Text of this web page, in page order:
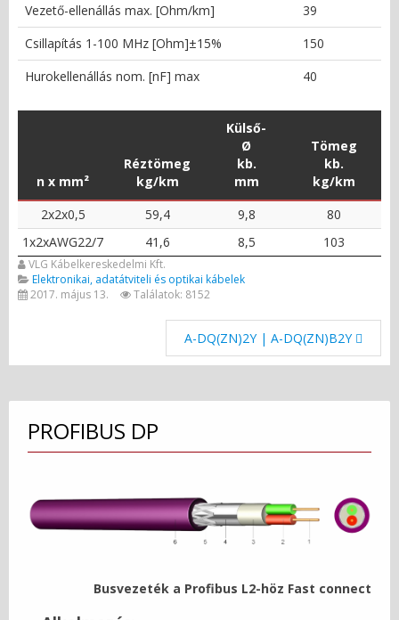
Vezető-ellenállás max. [Ohm/km]
39
Csillapítás 1-100 MHz [Ohm]±15%
150
Hurokellenállás nom. [nF] max
40
n x mm²
Réztömeg
kg/km
Külső-
Ø
kb.
mm
Tömeg
kb.
kg/km
2x2x0,5
59,4 9,8
80
1x2xAWG22/7
41,6 8,5 103
VLG Kábelkereskedelmi Kft.
Elektronikai, adatátviteli és optikai kábelek
2017. május 13.
Találatok: 8152
A-DQ(ZN)2Y | A-DQ(ZN)B2Y
PROFIBUS DP
Busvezeték a Profibus L2-höz Fast connect